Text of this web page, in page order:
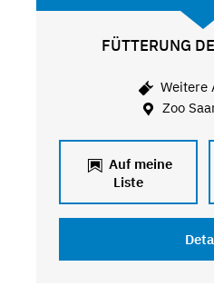
FÜTTERUNG
Weitere
Zoo
Auf meine
Liste